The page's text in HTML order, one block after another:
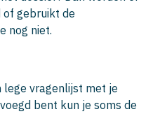
of gebruikt de
nog niet.
lege vragenlijst met je
bent kun je soms de